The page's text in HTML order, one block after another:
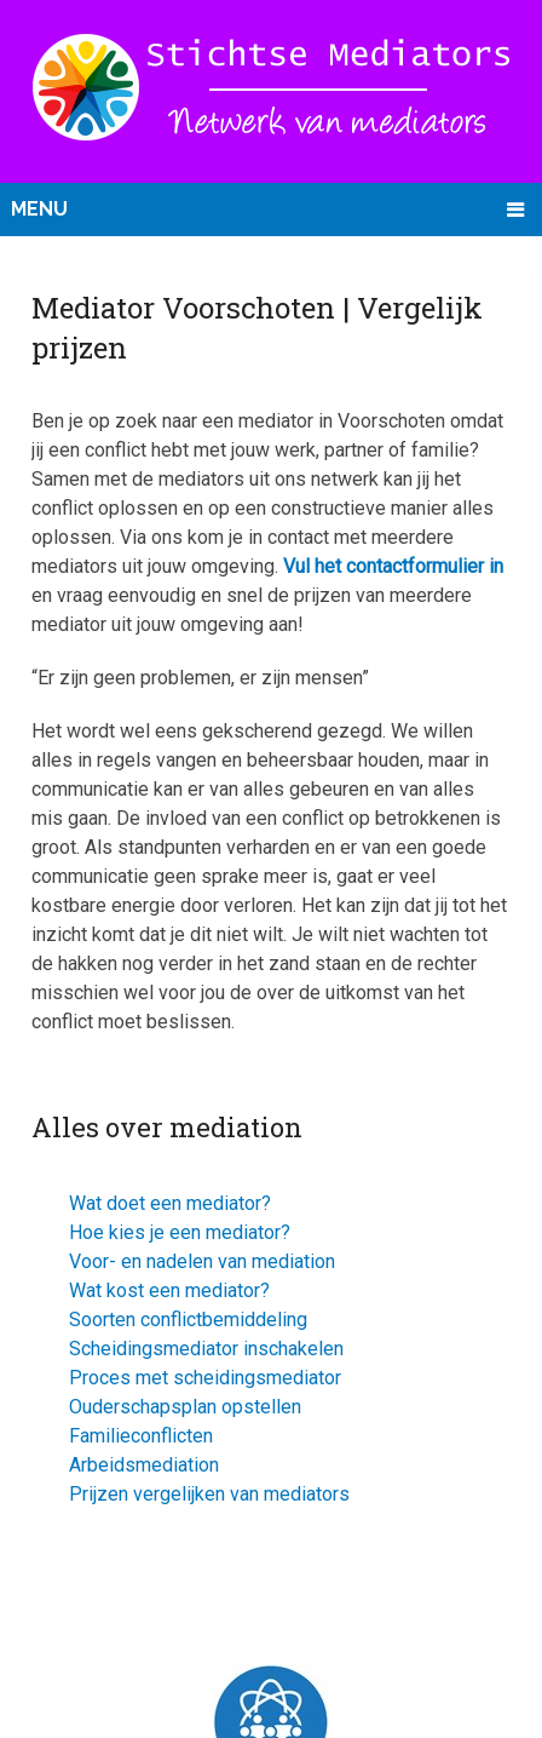
MENU
Mediator Voorschoten | Vergelijk
prijzen
Ben je op zoek naar een mediator in Voorschoten omdat
jij een conflict hebt met jouw werk, partner of familie?
Samen met de mediators uit ons netwerk kan jij het
conflict oplossen en op een constructieve manier alles
oplossen. Via ons kom je in contact met meerdere
mediators uit jouw omgeving.Vul het contactformulier in
en vraag eenvoudig en snel de prijzen van meerdere
mediator uit jouw omgeving aan!
“Er zijn geen problemen, er zijn mensen”
Het wordt wel eens gekscherend gezegd. We willen
alles in regels vangen en beheersbaar houden, maar in
communicatie kan er van alles gebeuren en van alles
mis gaan. De invloed van een conflict op betrokkenen is
groot. Als standpunten verharden en er van een goede
communicatie geen sprake meer is, gaat er veel
kostbare energie door verloren. Het kan zijn dat jij tot het
inzicht komt dat je dit niet wilt. Je wilt niet wachten tot
de hakken nog verder in het zand staan en de rechter
misschien wel voor jou de over de uitkomst van het
conflict moet beslissen.
Alles over mediation
Wat doet een mediator?
Hoe kies je een mediator?
Voor- en nadelen van mediation
Wat kost een mediator?
Soorten conflictbemiddeling
Scheidingsmediator inschakelen
Proces met scheidingsmediator
Ouderschapsplan opstellen
Familieconflicten
Arbeidsmediation
Prijzen vergelijken van mediators